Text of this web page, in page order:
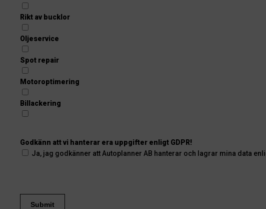
Rikt av bucklor
Oljeservice
Spot repair
Motoroptimering
Billackering
Godkänn att vi hanterar era uppgifter enligt GDPR!
Ja, jag godkänner att Autoplanner AB hanterar och lagrar mina data